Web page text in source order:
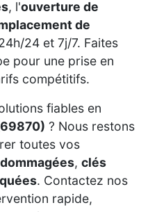
, l'ouverture de
de
24 et 7j/7. Faites
pour une prise en
compétitifs.
fiables en
? Nous restons
toutes vos
, clés
. Contactez nos
rapide,